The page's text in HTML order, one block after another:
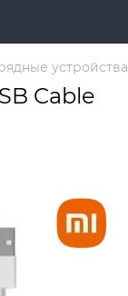
Cable